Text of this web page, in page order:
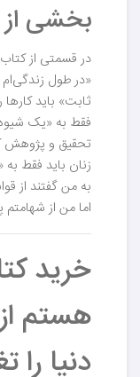
بخشی
در قسمتی از
«در طول
ثابت» باید کارها
فقط به «یک
تحقیق و پژوهش
زنان باید فقط
به من گفتند از
اما من از
خرید
هستم
دنیا را